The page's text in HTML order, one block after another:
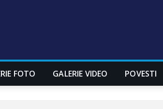
FOTO GALERIE VIDEO POVESTI